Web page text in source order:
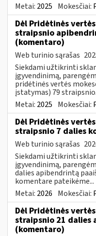
Metai: 2025 Mokesčiai:
Dėl Pridėtinės
straipsnio
(komentaro)
Web turinio sąrašas
Siekdami užtikrinti
įgyvendinimą,
pridėtinės vertės
įstatymas) 79
Metai: 2025 Mokesčiai:
Dėl Pridėtinės
straipsnio 7 dalies
Web turinio sąrašas
Siekdami užtikrinti
įgyvendinimą,
dalies apibendrintą
komentare pateikėme...
Metai: 2026 Mokesčiai:
Dėl Pridėtinės
straipsnio 21
(komentaro)